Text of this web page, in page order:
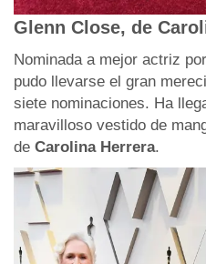
Glenn Close, de
Nominada a mejor actriz
pudo llevarse el gran
siete nominaciones. Ha
maravilloso vestido de
de Carolina Herrera.